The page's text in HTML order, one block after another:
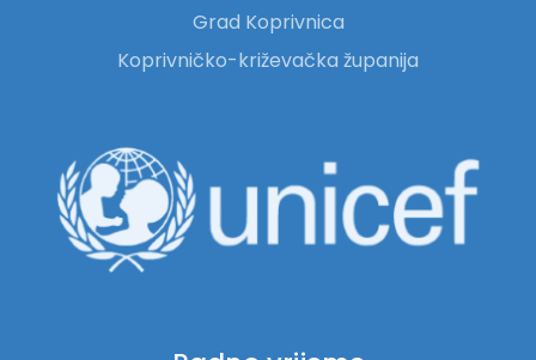
Grad Koprivnica
Koprivničko-križevačka županija